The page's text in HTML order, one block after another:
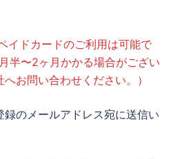
イドカードのご利用は可能で
半〜2ヶ月かかる場合がござい
お問い合わせください。）
録のメールアドレス宛に送信い